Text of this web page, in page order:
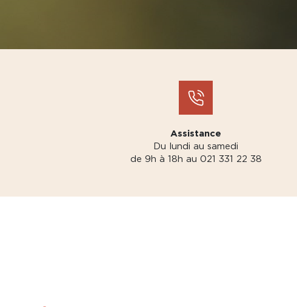
Assistance
Du lundi au samedi
de 9h à 18h au 021 331 22 38